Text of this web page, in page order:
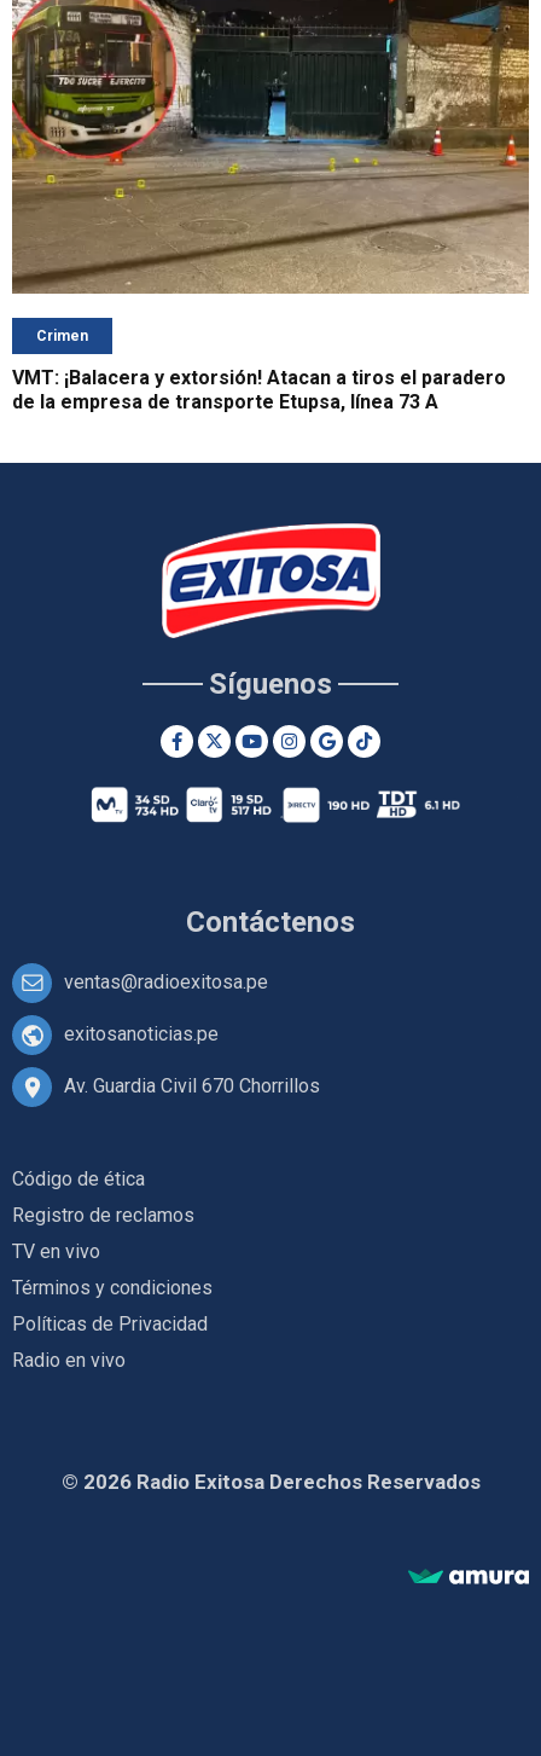
Crimen
VMT: ¡Balacera y extorsión! Atacan a tiros el paradero
de la empresa de transporte Etupsa, línea 73 A
Contáctenos
ventas@radioexitosa.pe
exitosanoticias.pe
Av. Guardia Civil 670 Chorrillos
Síguenos
Código de ética
Registro de reclamos
TV en vivo
Términos y condiciones
Políticas de Privacidad
Radio en vivo
© 2026 Radio Exitosa Derechos Reservados